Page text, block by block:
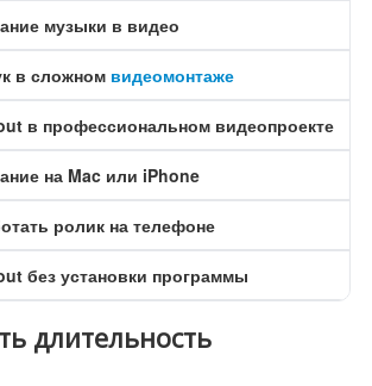
музыки в видео
в сложном видеомонтаже
в профессиональном видеопроекте
на Mac или iPhone
ролик на телефоне
без установки программы
длительность